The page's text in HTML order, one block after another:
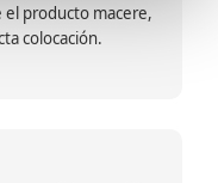
el producto macere,
colocación.